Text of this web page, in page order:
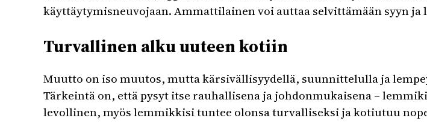
käyttäytymisneuvojaan. Ammattilainen voi auttaa selvittämään syyn
Turvallinen alku uuteen kotiin
Muutto on iso muutos, mutta kärsivällisyydellä, suunnittelulla ja
Tärkeintä on, että pysyt itse rauhallisena ja johdonmukaisena –
levollinen, myös lemmikkisi tuntee olonsa turvalliseksi ja kotiutuu